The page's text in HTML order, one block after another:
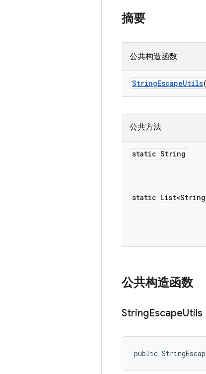
摘要
公共构造函数
StringEscapeUtils
公共方法
static String
static
公共构造函数
StringEscapeUtils
public